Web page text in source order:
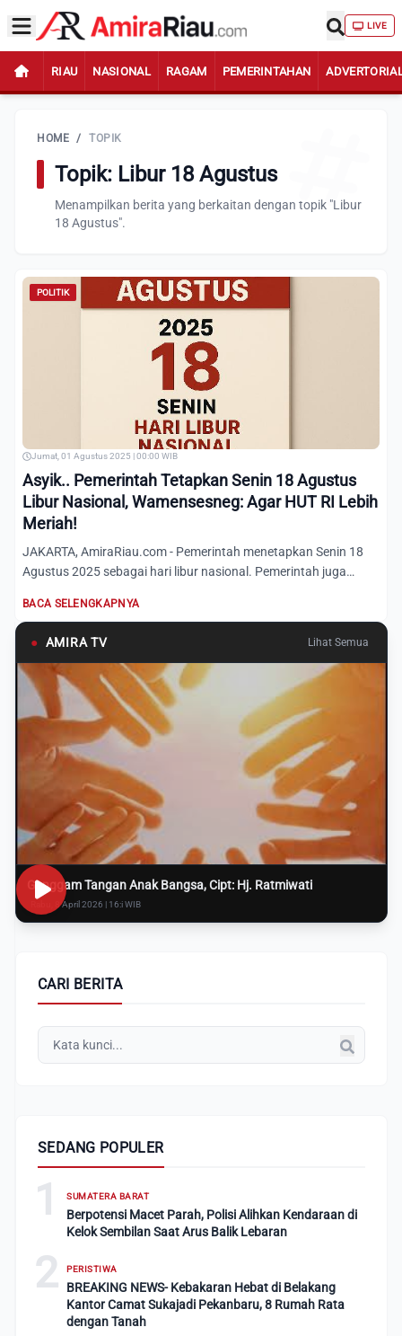
LIVE
RIAU NASIONAL RAGAM PEMERINTAHAN
HOME / TOPIK
Topik: Libur 18 Agustus
Menampilkan berita yang berkaitan dengan topik "Libur
18 Agustus".
POLITIK
Jumat, 01 Agustus 2025 | 00:00 WIB
Asyik.. Pemerintah Tetapkan Senin 18 Agustus
Libur Nasional, Wamensesneg: Agar HUT RI Lebih
Meriah!
JAKARTA, AmiraRiau.com - Pemerintah menetapkan Senin 18
Agustus 2025 sebagai hari libur nasional. Pemerintah juga
BACA SELENGKAPNYA
● AMIRA TV Lihat Semua
Genggam Tangan Anak Bangsa, Cipt: Hj. Ratmiwati
Rabu, 8 April 2026 | 16:i WIB
CARI BERITA
SEDANG POPULER
1 SUMATERA BARAT
Berpotensi Macet Parah, Polisi Alihkan Kendaraan di
Kelok Sembilan Saat Arus Balik Lebaran
2 PERISTIWA
BREAKING NEWS- Kebakaran Hebat di Belakang
Kantor Camat Sukajadi Pekanbaru, 8 Rumah Rata
dengan Tanah